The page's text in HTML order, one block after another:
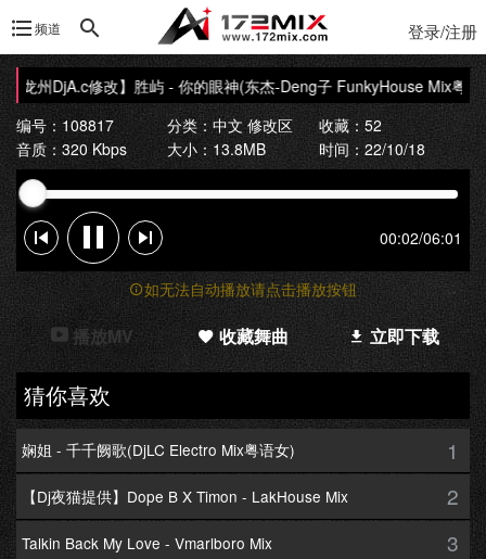
频道 登录/注册
龙州DjA.c修改】胜屿 - 你的眼神(东杰-Deng子 FunkyHouse Mix粤语
编号：108817
分类：中文 修改区
收藏：52
音质：320 Kbps
大小：13.8MB 时间：22/10/18
00:02/06:01
如无法自动播放请点击播放按钮
播放MV 收藏舞曲 立即下载
猜你喜欢
娴姐 - 千千阙歌(DjLC Electro Mix粤语女) 1
【Dj夜猫提供】Dope B X Timon - LakHouse Mix 2
Talkin Back My Love - Vmarlboro Mix 3